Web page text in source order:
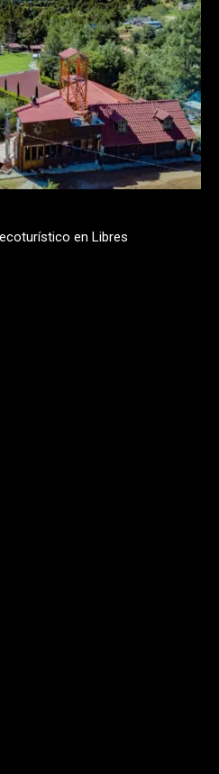
en Libres